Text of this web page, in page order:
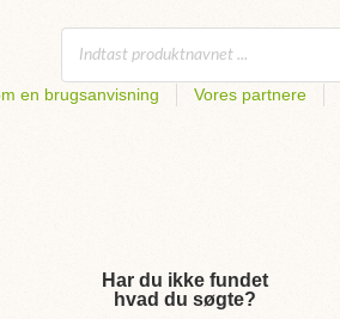
en brugsanvisning Vores partnere
Har du ikke fundet
hvad du søgte?